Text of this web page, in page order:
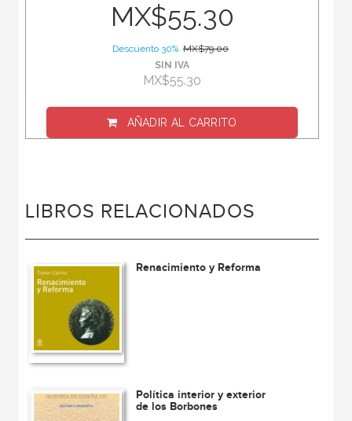
MX$55.30
Descuento 30% MX$79.00
SIN IVA
MX$55.30
AÑADIR AL CARRITO
LIBROS RELACIONADOS
Renacimiento y Reforma
Política interior y exterior
de los Borbones